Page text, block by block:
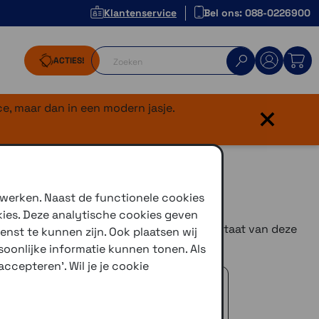
Klantenservice Bel ons: 088-0226900
ACTIES!
maar dan in een modern jasje.
×
met Cardo weer vernieuwd. Het resultaat van deze
SC Edge.
Naast de functionele cookies
Deze analytische cookies geven
te kunnen zijn. Ook plaatsen wij
informatie kunnen tonen. Als
Wil je je cookie